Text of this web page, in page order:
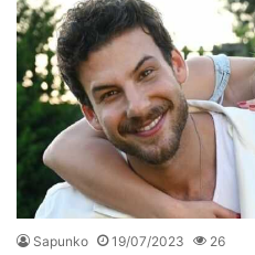
Sapunko 19/07/2023 26